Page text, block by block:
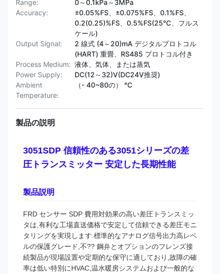
Range:
0～0.1kPa～3MPa
Accuracy:
±0.05%FS、±0.075%FS、0.1%FS、
0.2(0.25)%FS、0.5%FS(25℃、フルス
ケール)
Output Signal:
2 線式 (4～20)mA デジタルプロトコル
(HART) 重畳、RS485 プロトコル付き
Process Medium: 液体、気体、または蒸気
Power Supply:
DC(12～32)V(DC24V推奨)
Ambient
Temperature:
（- 40~80の） ℃
製品の説明
3051SDP 信頼性のある3051シリーズの差
圧トランスミッター 安定した長期性能
製品説明
FRD センサー SDP 費用対効果の高い差圧トランスミッ
タは,有利な工場直送価格で安定して信頼できる差圧モニ
タリングを実現します.標準的なアナログ信号出力高レベ
ルの保護グレード,不?? 鋼弁とオプションのフレンズ接
続製品が現場設置や定期的な保守に適しており,故障の確
率は低い特別にHVAC,温水暖房システムおよび一般的な